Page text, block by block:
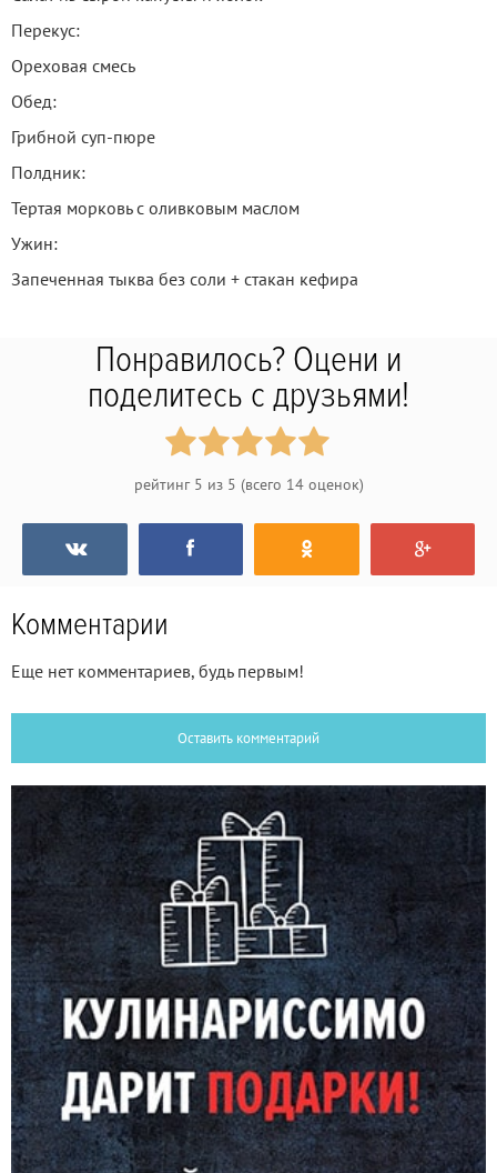
Перекус:
Ореховая смесь
Обед:
Грибной суп-пюре
Полдник:
Тертая морковь с оливковым маслом
Ужин:
Запеченная тыква без соли + стакан кефира
Понравилось? Оцени и
поделитесь с друзьями!
рейтинг 5 из 5 (всего 14оценок)
Комментарии
Еще нет комментариев, будь первым!
Оставить комментарий